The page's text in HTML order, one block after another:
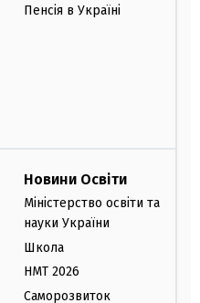
Пенсія в Україні
Новини Освіти
Міністерство освіти та
науки України
Школа
НМТ 2026
Саморозвиток